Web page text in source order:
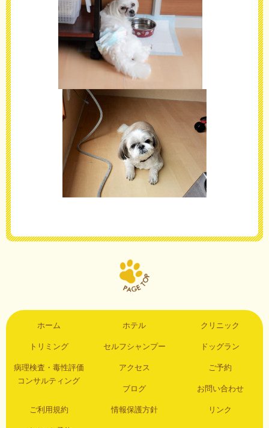
ホーム ホテル クリニック
トリミング セルフシャンプー ドッグラン
病理検査・毒性評価
コンサルティング
アクセス ご予約
ブログ お問い合わせ
ご利用規約 情報保護方針 リンク